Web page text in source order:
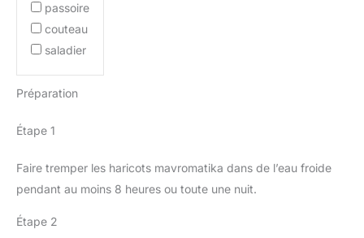
passoire
couteau
saladier
Préparation
Étape 1
Faire tremper les haricots mavromatika dans de l’eau froide
pendant au moins 8 heures ou toute une nuit.
Étape 2